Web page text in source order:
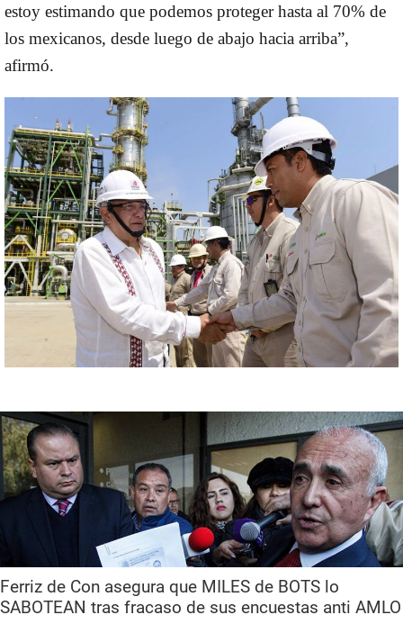
estoy estimando que podemos proteger hasta al 70% de
los mexicanos, desde luego de abajo hacia arriba”,
afirmó.
Ferriz de Con asegura que MILES de BOTS lo
SABOTEAN tras fracaso de sus encuestas anti AMLO